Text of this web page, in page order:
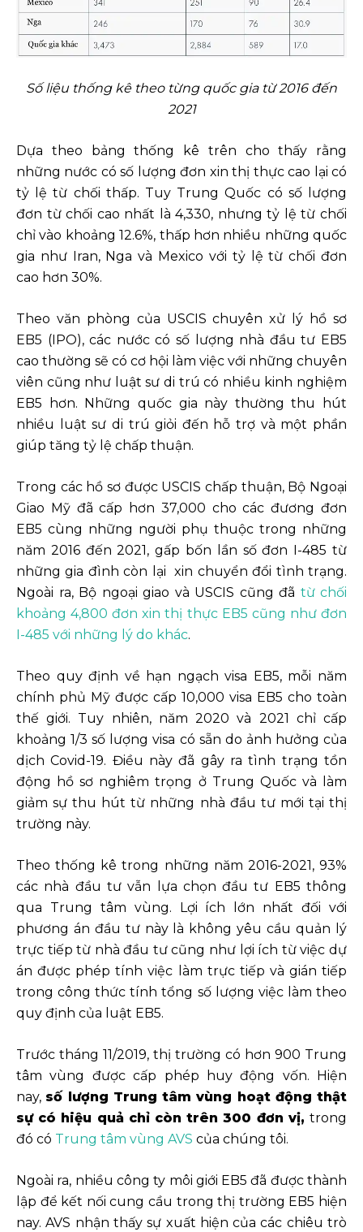
Số liệu thống kê theo từng quốc gia từ 2016 đến
2021
Dựa theo bảng thống kê trên cho thấy rằng
những nước có số lượng đơn xin thị thực cao lại có
tỷ lệ từ chối thấp. Tuy Trung Quốc có số lượng
đơn từ chối cao nhất là 4,330, nhưng tỷ lệ từ chối
chỉ vào khoảng 12.6%, thấp hơn nhiều những quốc
gia như Iran, Nga và Mexico với tỷ lệ từ chối đơn
cao hơn 30%.
Theo văn phòng của USCIS chuyên xử lý hồ sơ
EB5 (IPO), các nước có số lượng nhà đầu tư EB5
cao thường sẽ có cơ hội làm việc với những chuyên
viên cũng như luật sư di trú có nhiều kinh nghiệm
EB5 hơn. Những quốc gia này thường thu hút
nhiều luật sư di trú giỏi đến hỗ trợ và một phần
giúp tăng tỷ lệ chấp thuận.
Trong các hồ sơ được USCIS chấp thuận, Bộ Ngoại
Giao Mỹ đã cấp hơn 37,000 cho các đương đơn
EB5 cùng những người phụ thuộc trong những
năm 2016 đến 2021, gấp bốn lần số đơn I-485 từ
những gia đình còn lại xin chuyển đổi tình trạng.
Ngoài ra, Bộ ngoại giao và USCIS cũng đã từ chối
khoảng 4,800 đơn xin thị thực EB5 cũng như đơn
I-485 với những lý do khác.
Theo quy định về hạn ngạch visa EB5, mỗi năm
chính phủ Mỹ được cấp 10,000 visa EB5 cho toàn
thế giới. Tuy nhiên, năm 2020 và 2021 chỉ cấp
khoảng 1/3 số lượng visa có sẵn do ảnh hưởng của
dịch Covid-19. Điều này đã gây ra tình trạng tồn
động hồ sơ nghiêm trọng ở Trung Quốc và làm
giảm sự thu hút từ những nhà đầu tư mới tại thị
trường này.
Theo thống kê trong những năm 2016-2021, 93%
các nhà đầu tư vẫn lựa chọn đầu tư EB5 thông
qua Trung tâm vùng. Lợi ích lớn nhất đối với
phương án đầu tư này là không yêu cầu quản lý
trực tiếp từ nhà đầu tư cũng như lợi ích từ việc dự
án được phép tính việc làm trực tiếp và gián tiếp
trong công thức tính tổng số lượng việc làm theo
quy định của luật EB5.
Trước tháng 11/2019, thị trường có hơn 900 Trung
tâm vùng được cấp phép huy động vốn. Hiện
nay, số lượng Trung tâm vùng hoạt động thật
sự có hiệu quả chỉ còn trên 300 đơn vị, trong
đó có Trung tâm vùng AVS của chúng tôi.
Ngoài ra, nhiều công ty môi giới EB5 đã được thành
lập để kết nối cung cầu trong thị trường EB5 hiện
nay. AVS nhận thấy sự xuất hiện của các chiêu trò